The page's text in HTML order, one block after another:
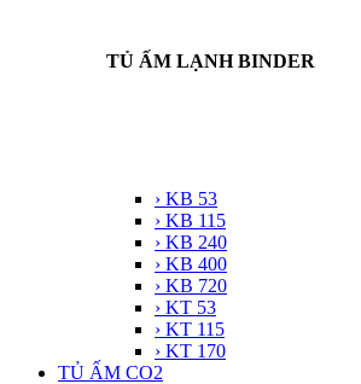
TỦ ẤM LẠNH BINDER
› KB 53
› KB 115
› KB 240
› KB 400
› KB 720
› KT 53
› KT 115
› KT 170
TỦ ẤM CO2